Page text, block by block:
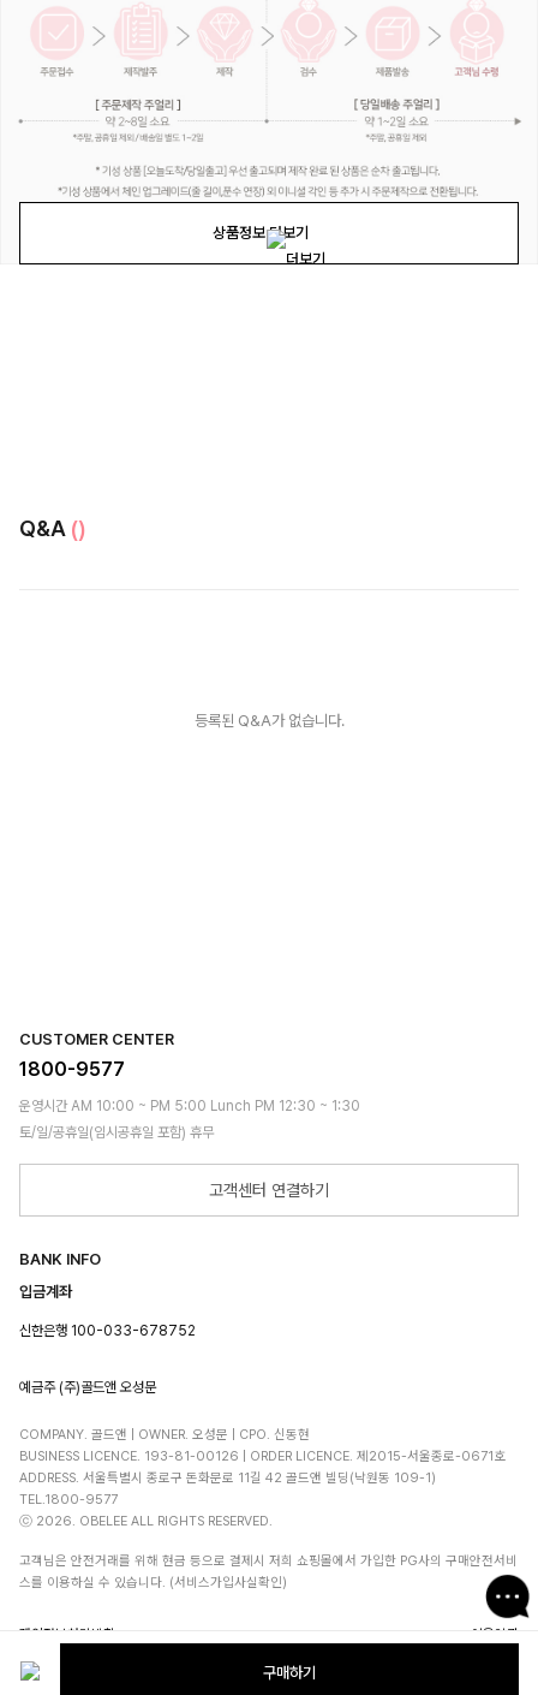
구매하기
상품정보 더보기
Q&A ()
등록된 Q&A가 없습니다.
CUSTOMER CENTER
1800-9577
운영시간 AM 10:00 ~ PM 5:00 Lunch PM 12:30 ~ 1:30
토/일/공휴일(임시공휴일 포함) 휴무
고객센터 연결하기
BANK INFO
입금계좌
신한은행 100-033-678752
예금주 (주)골드앤 오성문
COMPANY. 골드앤 | OWNER. 오성문 | CPO. 신동현
BUSINESS LICENCE. 193-81-00126 | ORDER LICENCE. 제2015-서울종로-0671호
ADDRESS. 서울특별시 종로구 돈화문로 11길 42 골드앤 빌딩(낙원동 109-1)
TEL.1800-9577
ⓒ 2026. OBELEE ALL RIGHTS RESERVED.
고객님은 안전거래를 위해 현금 등으로 결제시 저희 쇼핑몰에서 가입한 PG사의 구매안전서비
스를 이용하실 수 있습니다. (서비스가입사실확인)
개인정보처리방침 이용약관